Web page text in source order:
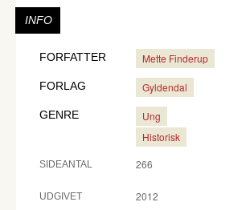
INFO
FORFATTER Mette Finderup
FORLAG Gyldendal
GENRE
Ung
Historisk
SIDEANTAL 266
UDGIVET 2012